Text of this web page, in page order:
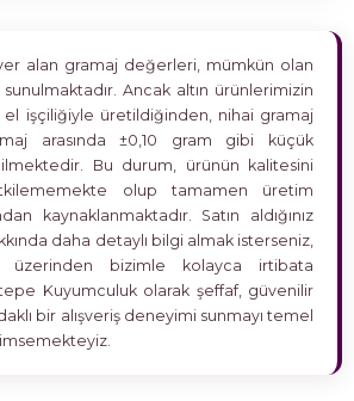
alan gramaj değerleri, mümkün olan
Ancak altın ürünlerimizin
işçiliğiyle üretildiğinden, nihai gramaj
arasında ±0,10 gram gibi küçük
Bu durum, ürünün kalitesini
olup tamamen üretim
kaynaklanmaktadır. Satın aldığınız
daha detaylı bilgi almak isterseniz,
üzerinden bizimle kolayca irtibata
Kuyumculuk olarak şeffaf, güvenilir
bir alışveriş deneyimi sunmayı temel